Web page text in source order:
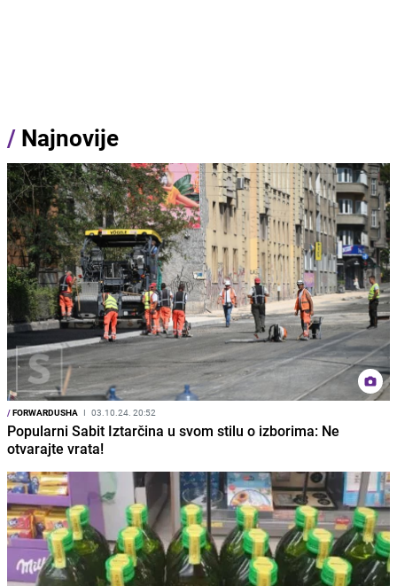
/ Najnovije
/FORWARDUSHA I 03.10.24. 20:52
Popularni Sabit Iztarčina u svom stilu o izborima: Ne
otvarajte vrata!